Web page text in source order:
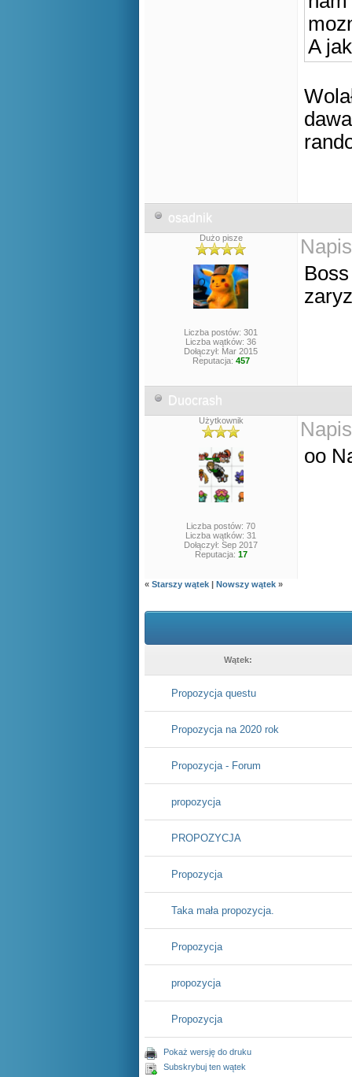
A
osadnik
Dużo pisze
Liczba postów: 301
Liczba wątków: 36
Dołączył: Mar 2015
Reputacja: 457
Duocrash
Użytkownik
Liczba postów: 70
Liczba wątków: 31
Dołączył: Sep 2017
Reputacja: 17
oo
« Starszy wątek | Nowszy wątek »
Wątek:
Propozycja questu
Propozycja na 2020 rok
Propozycja - Forum
propozycja
PROPOZYCJA
Propozycja
Taka mała propozycja.
Propozycja
propozycja
Propozycja
Pokaż wersję do druku
Subskrybuj ten wątek